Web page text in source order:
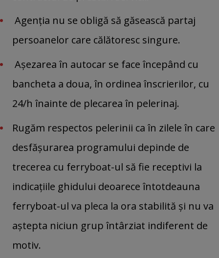
Agenția nu se obligă să găsească partaj
persoanelor care călătoresc singure.
Așezarea în autocar se face începând cu
bancheta a doua, în ordinea înscrierilor, cu
24/h înainte de plecarea în pelerinaj.
Rugăm respectos pelerinii ca în zilele în care
desfășurarea programului depinde de
trecerea cu ferryboat-ul să fie receptivi la
indicațiile ghidului deoarece întotdeauna
ferryboat-ul va pleca la ora stabilită și nu va
aștepta niciun grup întârziat indiferent de
motiv.